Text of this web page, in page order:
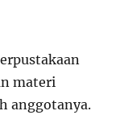
materi
anggotanya.